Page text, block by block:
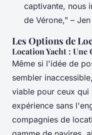
captivante, nous
de Vérone," –
Les Options de
Location Yacht : Une
Même si l'idée de
sembler
viable pour ceux qui
expérience sans
compagnies de